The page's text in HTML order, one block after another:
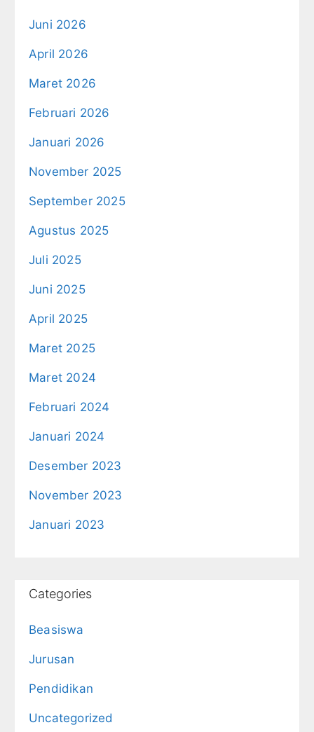
Juni 2026
April 2026
Maret 2026
Februari 2026
Januari 2026
November 2025
September 2025
Agustus 2025
Juli 2025
Juni 2025
April 2025
Maret 2025
Maret 2024
Februari 2024
Januari 2024
Desember 2023
November 2023
Januari 2023
Categories
Beasiswa
Jurusan
Pendidikan
Uncategorized